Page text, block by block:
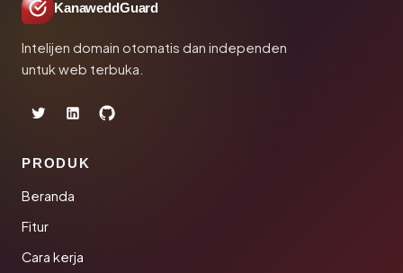
KanaweddGuard
Intelijen domain otomatis dan independen
untuk web terbuka.
PRODUK
Beranda
Fitur
Cara kerja